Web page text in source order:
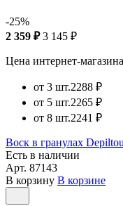
-25%
2 359 ₽ 3 145 ₽
Цена интернет-магазина
от 3 шт.2288 ₽
от 5 шт.2265 ₽
от 8 шт.2241 ₽
Воск в гранулах
Есть в наличии
Арт. 87143
В корзину В корзине